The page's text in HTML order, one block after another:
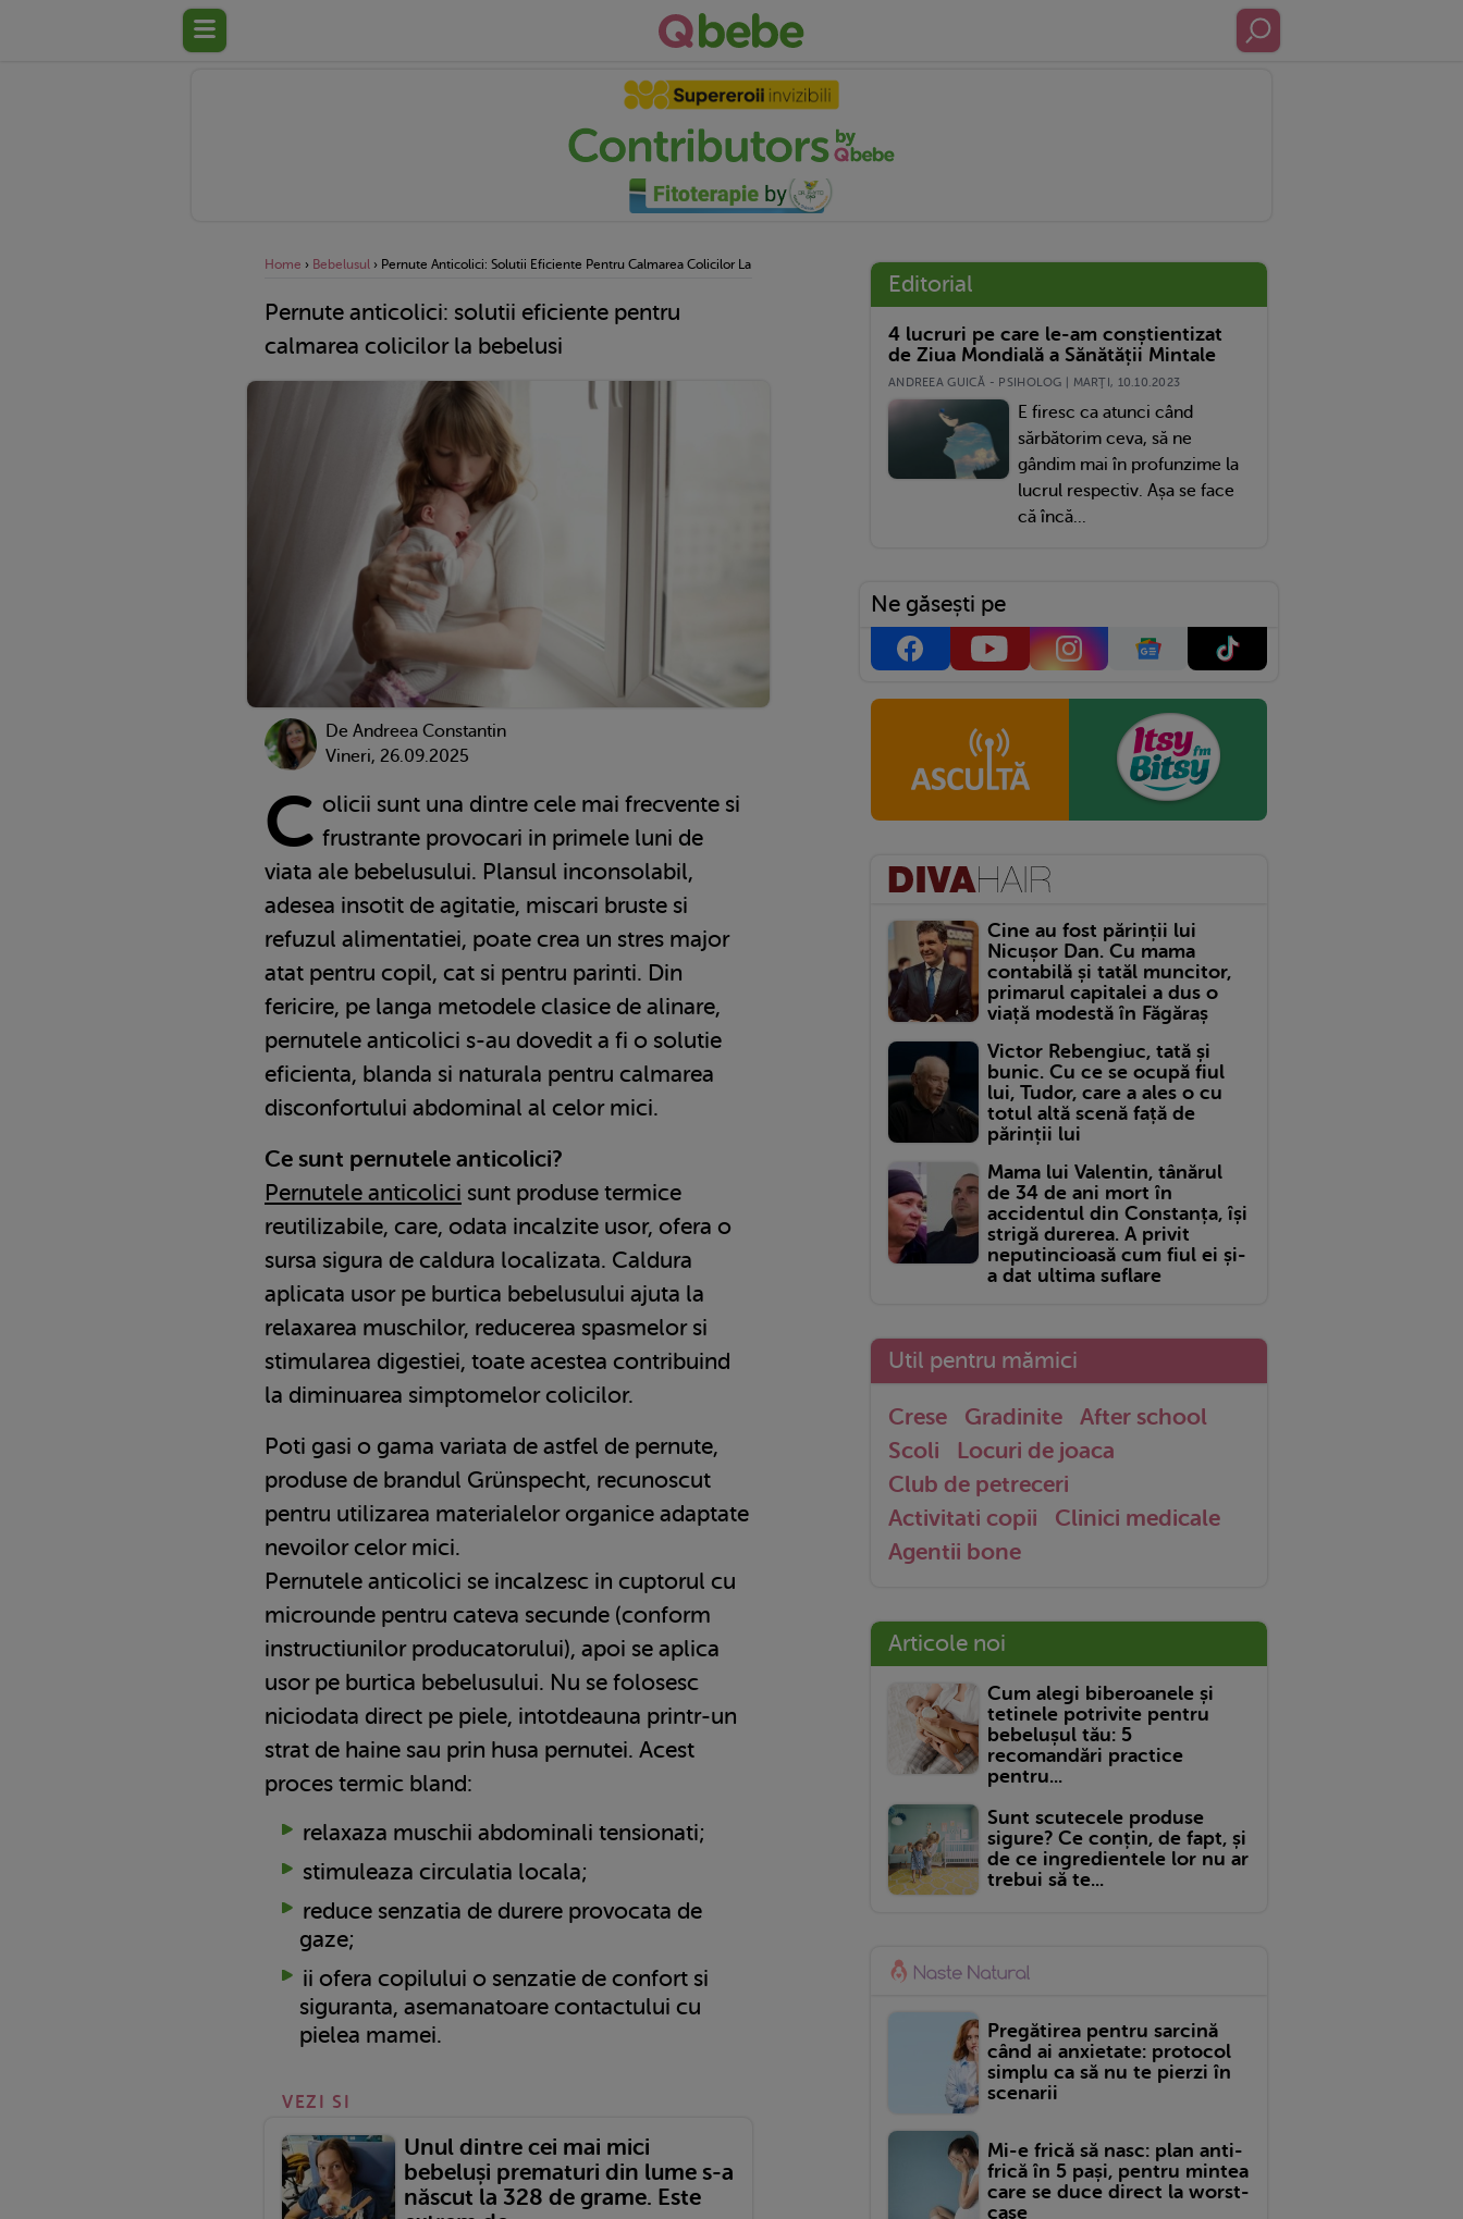
Home › Bebelusul › Pernute Anticolici: Solutii Eficiente Pentru Calmarea Colicilor La Bebelusi
Pernute anticolici: solutii eficiente pentru
calmarea colicilor la bebelusi
De Andreea Constantin
Vineri, 26.09.2025
C olicii sunt una dintre cele mai frecvente si
frustrante provocari in primele luni de
viata ale bebelusului. Plansul inconsolabil,
adesea insotit de agitatie, miscari bruste si
refuzul alimentatiei, poate crea un stres major
atat pentru copil, cat si pentru parinti. Din
fericire, pe langa metodele clasice de alinare,
pernutele anticolici s-au dovedit a fi o solutie
eficienta, blanda si naturala pentru calmarea
disconfortului abdominal al celor mici.
Ce sunt pernutele anticolici?
Pernutele anticolici sunt produse termice
reutilizabile, care, odata incalzite usor, ofera o
sursa sigura de caldura localizata. Caldura
aplicata usor pe burtica bebelusului ajuta la
relaxarea muschilor, reducerea spasmelor si
stimularea digestiei, toate acestea contribuind
la diminuarea simptomelor colicilor.
Poti gasi o gama variata de astfel de pernute,
produse de brandul Grünspecht, recunoscut
pentru utilizarea materialelor organice adaptate
nevoilor celor mici.
Pernutele anticolici se incalzesc in cuptorul cu
microunde pentru cateva secunde (conform
instructiunilor producatorului), apoi se aplica
usor pe burtica bebelusului. Nu se folosesc
niciodata direct pe piele, intotdeauna printr-un
strat de haine sau prin husa pernutei. Acest
proces termic bland:
relaxaza muschii abdominali tensionati;
stimuleaza circulatia locala;
reduce senzatia de durere provocata de
gaze;
ii ofera copilului o senzatie de confort si
siguranta, asemanatoare contactului cu
pielea mamei.
VEZI SI
Unul dintre cei mai mici
bebeluși prematuri din lume s-a
născut la 328 de grame. Este
Editorial
4 lucruri pe care le-am conștientizat
de Ziua Mondială a Sănătății Mintale
ANDREEA GUICĂ - PSIHOLOG | MARŢI, 10.10.2023
E firesc ca atunci când
sărbătorim ceva, să ne
gândim mai în profunzime la
lucrul respectiv. Așa se face
că încă...
Ne găsești pe
Cine au fost părinții lui
Nicușor Dan. Cu mama
contabilă și tatăl muncitor,
primarul capitalei a dus o
viață modestă în Făgăraș
Victor Rebengiuc, tată și
bunic. Cu ce se ocupă fiul
lui, Tudor, care a ales o cu
totul altă scenă față de
părinții lui
Mama lui Valentin, tânărul
de 34 de ani mort în
accidentul din Constanța, își
strigă durerea. A privit
neputincioasă cum fiul ei și-
a dat ultima suflare
Util pentru mămici
Crese Gradinite
After school
Scoli
Locuri de joaca
Club de petreceri
Activitati copii
Clinici medicale
Agentii bone
Articole noi
Cum alegi biberoanele și
tetinele potrivite pentru
bebelușul tău: 5
recomandări practice
pentru...
Sunt scutecele produse
sigure? Ce conțin, de fapt, și
de ce ingredientele lor nu ar
trebui să te...
Pregătirea pentru sarcină
când ai anxietate: protocol
simplu ca să nu te pierzi în
scenarii
Mi-e frică să nasc: plan anti-
frică în 5 pași, pentru mintea
care se duce direct la worst-
case